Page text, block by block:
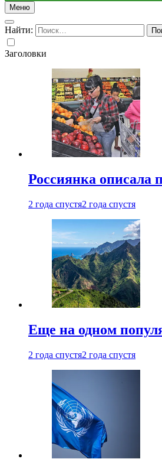
Меню
Найти:
Заголовки
Россиянка описала
2 года спустя2 года спустя
Еще на одном
2 года спустя2 года спустя